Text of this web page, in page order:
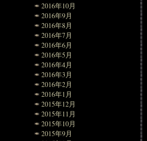
2016年10月
2016年9月
2016年8月
2016年7月
2016年6月
2016年5月
2016年4月
2016年3月
2016年2月
2016年1月
2015年12月
2015年11月
2015年10月
2015年9月